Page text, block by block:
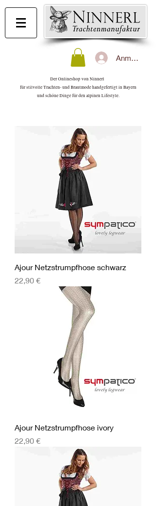
Anmelden
Der Onlineshop von Ninnerl
für stilvolle Trachten- und Brautmode handgefertigt in Bayern
und schöne Dinge für den alpinen Lifestyle.
Ajour Netzstrumpfhose schwarz
Preis
22,90 €
Ajour Netzstrumpfhose ivory
Preis
22,90 €